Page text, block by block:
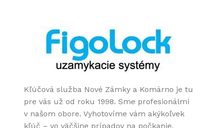
Kľúčová služba Nové Zámky a Komárno je tu
pre vás už od roku 1998. Sme profesionálmi
v našom obore. Vyhotovíme vám akýkoľvek
kľúč – vo väčšine prípadov na počkanie.